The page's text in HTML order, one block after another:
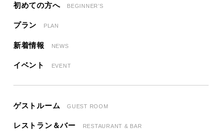
初めての方へ BEGINNER’S
プラン PLAN
新着情報 NEWS
イベント EVENT
ゲストルーム GUEST ROOM
レストラン＆バー RESTAURANT & BAR